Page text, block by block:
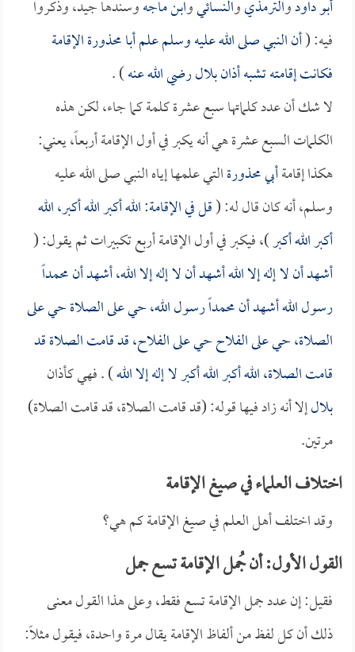
أبو داودوالترمذيوالنسائيوابن ماجهوسندها جيد، وذكروا
فيه: (أن النبي صلى الله عليه وسلم علمأبا محذورةالإقامة
فكانت إقامته تشبه أذانبلالرضي الله عنه) .
لا شك أن عدد كلماتها سبع عشرة كلمة كما جاء، لكن هذه
الكلمات السبع عشرة هي أنه يكبر في أول الإقامة أربعاً، يعني:
هكذا إقامةأبي محذورةالتي علمها إياه النبي صلى الله عليه
وسلم، أنه كان قال له: (قل في الإقامة: الله أكبر الله أكبر، الله
أكبر الله أكبر)، فيكبر في أول الإقامة أربع تكبيرات ثم يقول: (
أشهد أن لا إله إلا الله أشهد أن لا إله إلا الله، أشهد أن محمداً
رسول الله أشهد أن محمداً رسول الله، حي على الصلاة حي على
الصلاة، حي على الفلاح حي على الفلاح، قد قامت الصلاة قد
قامت الصلاة، الله أكبر الله أكبر لا إله إلا الله) . فهي كأذان
بلالإلا أنه زاد فيها قوله: (قد قامت الصلاة، قد قامت الصلاة)
مرتين.
اختلاف العلماء في صيغ الإقامة
وقد اختلف أهل العلم في صيغ الإقامة كم هي؟
القول الأول: أن جُمل الإقامة تسع جمل
فقيل: إن عدد جمل الإقامة تسع فقط، وعلى هذا القول معنى
ذلك أن كل لفظ من ألفاظ الإقامة يقال مرة واحدة، فيقول مثلاً: